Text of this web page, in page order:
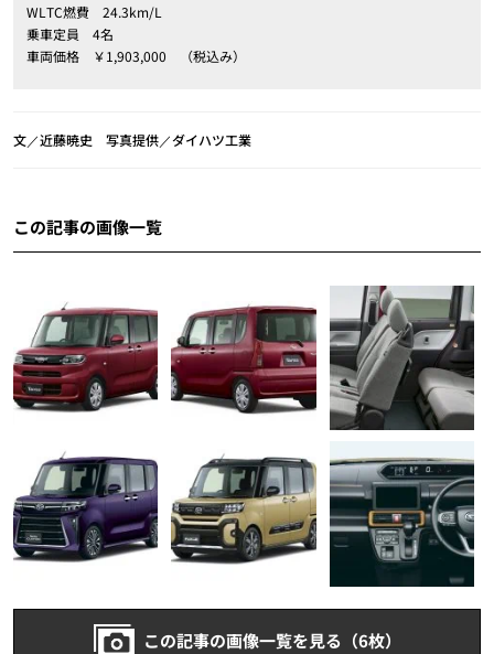
WLTC燃費 24.3km/L
乗車定員 4名
車両価格 ￥1,903,000 （税込み）
文／近藤暁史 写真提供／ダイハツ工業
この記事の画像一覧
この記事の画像一覧を見る（6枚）